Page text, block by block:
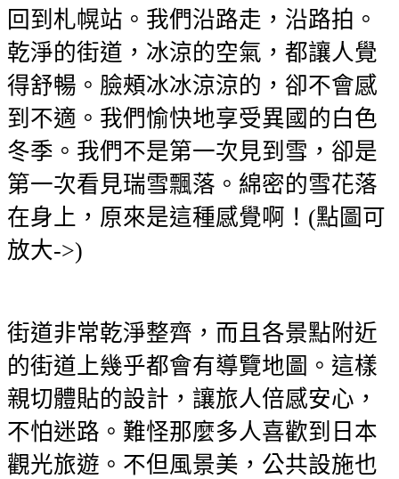
回到札幌站。我們沿路走，沿路拍。
乾淨的街道，冰涼的空氣，都讓人覺
得舒暢。臉頰冰冰涼涼的，卻不會感
到不適。我們愉快地享受異國的白色
冬季。我們不是第一次見到雪，卻是
第一次看見瑞雪飄落。綿密的雪花落
在身上，原來是這種感覺啊！(點圖可
放大->)
街道非常乾淨整齊，而且各景點附近
的街道上幾乎都會有導覽地圖。這樣
親切體貼的設計，讓旅人倍感安心，
不怕迷路。難怪那麼多人喜歡到日本
觀光旅遊。不但風景美，公共設施也